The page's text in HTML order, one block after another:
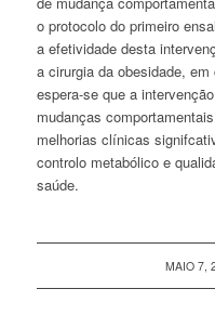
o protocolo do primeiro
a efetividade desta
a cirurgia da obesidade,
espera-se que a
mudanças
melhorias clínicas
controlo metabólico e
saúde.
MAIO 7,
/